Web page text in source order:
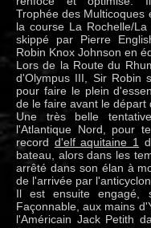
Trophée des Multicoques
la course La Rochelle/
skippé par Pierre
Robin Knox Johnson en
Lors de la Route du
d'Olympus III, Sir Robin
pour faire le plein
de le faire avant le départ
Une très belle
l'Atlantique Nord, pour
record d'elf aquitaine 1
bateau, alors dans les
arrêté dans son élan à
de l'arrivée par
Il est ensuite engagé,
Façonnable, aux mains
l'Américain Jack Petith